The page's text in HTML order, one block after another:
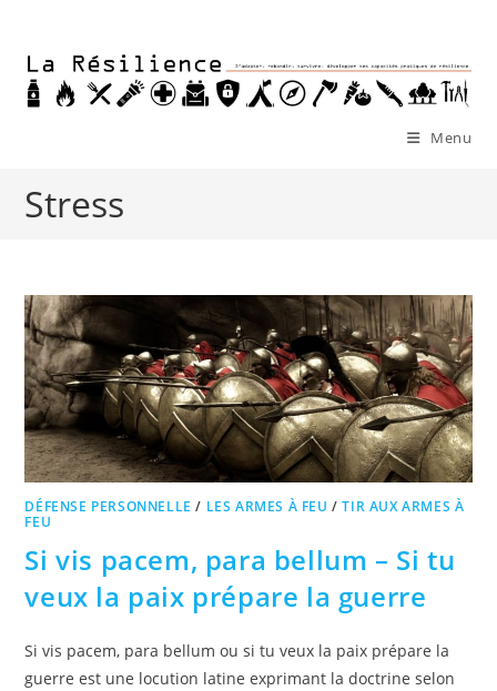
content
Menu
Stress
DÉFENSE PERSONNELLE / LES ARMES À FEU /TIR AUX ARMES À
FEU
Si vis pacem, para bellum – Si tu
veux la paix prépare la guerre
Si vis pacem, para bellum ou si tu veux la paix prépare la
guerre est une locution latine exprimant la doctrine selon